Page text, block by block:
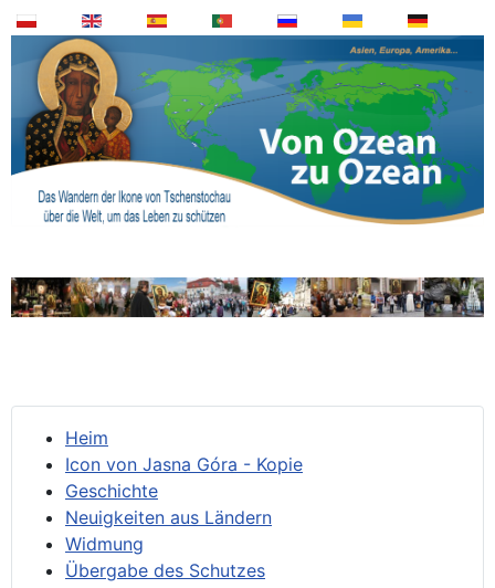
Heim
Icon von Jasna Góra - Kopie
Geschichte
Neuigkeiten aus Ländern
Widmung
Übergabe des Schutzes